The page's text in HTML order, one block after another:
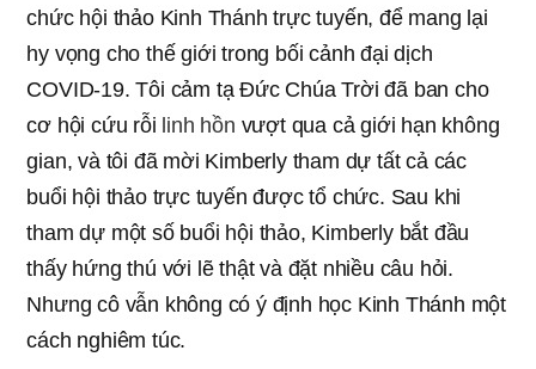
chức hội thảo Kinh Thánh trực tuyến, để mang lại
hy vọng cho thế giới trong bối cảnh đại dịch
COVID-19. Tôi cảm tạ Đức Chúa Trời đã ban cho
cơ hội cứu rỗi linh hồn vượt qua cả giới hạn không
gian, và tôi đã mời Kimberly tham dự tất cả các
buổi hội thảo trực tuyến được tổ chức. Sau khi
tham dự một số buổi hội thảo, Kimberly bắt đầu
thấy hứng thú với lẽ thật và đặt nhiều câu hỏi.
Nhưng cô vẫn không có ý định học Kinh Thánh một
cách nghiêm túc.